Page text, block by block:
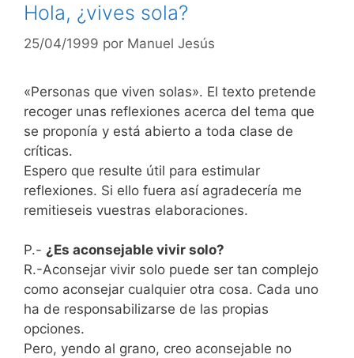
Hola, ¿vives sola?
25/04/1999 por Manuel Jesús
«Personas que viven solas». El texto pretende
recoger unas reflexiones acerca del tema que
se proponía y está abierto a toda clase de
críticas.
Espero que resulte útil para estimular
reflexiones. Si ello fuera así agradecería me
remitieseis vuestras elaboraciones.
P.- ¿Es aconsejable vivir solo?
R.-Aconsejar vivir solo puede ser tan complejo
como aconsejar cualquier otra cosa. Cada uno
ha de responsabilizarse de las propias
opciones.
Pero, yendo al grano, creo aconsejable no